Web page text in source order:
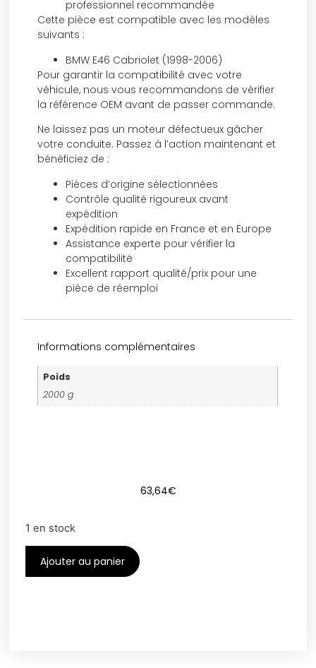
professionnel recommandée
Cette pièce est compatible avec les modèles
suivants :
BMW E46 Cabriolet (1998-2006)
Pour garantir la compatibilité avec votre
véhicule, nous vous recommandons de vérifier
la référence OEM avant de passer commande.
Ne laissez pas un moteur défectueux gâcher
votre conduite. Passez à l’action maintenant et
bénéficiez de :
Pièces d’origine sélectionnées
Contrôle qualité rigoureux avant
expédition
Expédition rapide en France et en Europe
Assistance experte pour vérifier la
compatibilité
Excellent rapport qualité/prix pour une
pièce de réemploi
Informations complémentaires
Poids
2000 g
63,64€
1 en stock
Ajouter au panier